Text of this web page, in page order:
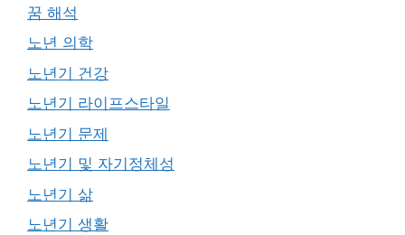
꿈 해석
노년 의학
노년기 건강
노년기 라이프스타일
노년기 문제
노년기 및 자기정체성
노년기 삶
노년기 생활